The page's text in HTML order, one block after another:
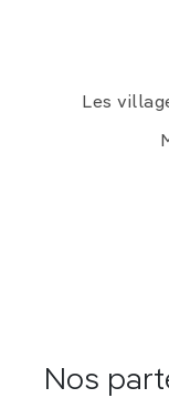
Les
Nos